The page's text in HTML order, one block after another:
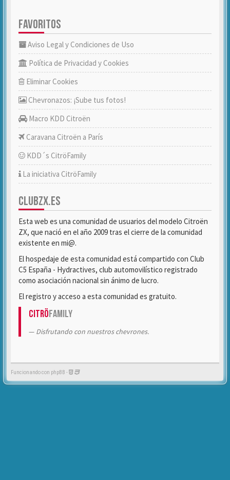
FAVORITOS
Aviso Legal y Condiciones de Uso
Política de Privacidad y Cookies
Eliminar Cookies
Chevronazos: ¡Sube tus fotos!
Macro KDD Citroën
Caravana Citroën a París
KDD´s CitröFamily
La iniciativa CitröFamily
CLUBZX.ES
Esta web es una comunidad de usuarios del modelo Citroën
ZX, que nació en el año 2009 tras el cierre de la comunidad
existente en mi@.
El hospedaje de esta comunidad está compartido con Club
C5 España - Hydractives, club automovilístico registrado
como asociación nacional sin ánimo de lucro.
El registro y acceso a esta comunidad es gratuito.
CitröFamily
Disfrutando con nuestros chevrones.
Funcionando con phpBB -